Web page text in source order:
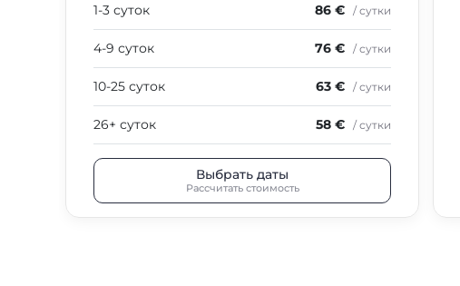
1-3 суток 86 € / сутки
4-9 суток 76 € / сутки
10-25 суток 63 € / сутки
26+ суток 58 € / сутки
Выбрать даты
Рассчитать стоимость